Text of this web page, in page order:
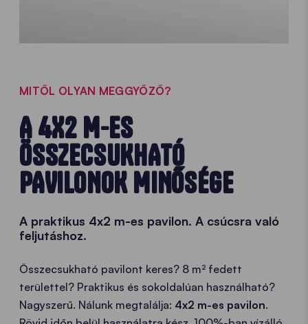
MITŐL OLYAN MEGGYŐZŐ?
A 4X2 M-ES
ÖSSZECSUKHATÓ
PAVILONOK MINŐSÉGE
A praktikus 4x2 m-es pavilon. A csúcsra való
feljutáshoz.
Összecsukható pavilont keres? 8 m² fedett
területtel? Praktikus és sokoldalúan használható?
Nagyszerű. Nálunk megtalálja: 4x2 m-es pavilon.